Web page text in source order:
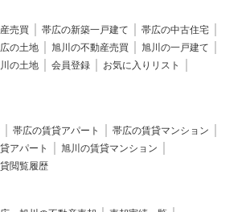
売買 帯広の新築一戸建て
帯広の中古住宅
の土地 旭川の不動産売買
旭川の一戸建て
の土地 会員登録
お気に入りリスト
帯広の賃貸アパート
帯広の賃貸マンション
アパート
旭川の賃貸マンション
閲覧履歴